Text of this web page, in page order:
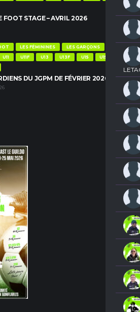
FOOT STAGE – AVRIL 2026
LES FÉMININES
LES GARÇONS
U11 U11F U13 U13F U15
U15F
DU JGPM DE FÉVRIER 2026